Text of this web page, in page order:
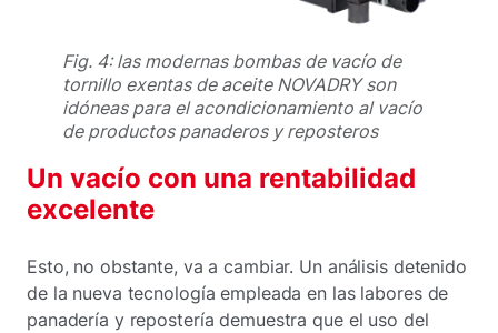
Fig. 4: las modernas bombas de vacío de
tornillo exentas de aceite NOVADRY son
idóneas para el acondicionamiento al vacío
de productos panaderos y reposteros
Un vacío con una rentabilidad
excelente
Esto, no obstante, va a cambiar. Un análisis detenido
de la nueva tecnología empleada en las labores de
panadería y repostería demuestra que el uso del